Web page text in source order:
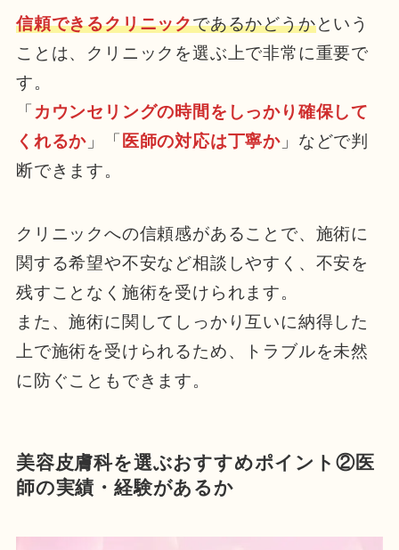
信頼できるクリニックであるかどうかという
ことは、クリニックを選ぶ上で非常に重要で
す。
「 カウンセリングの時間をしっかり確保して
くれるか 」「 医師の対応は丁寧か 」などで判
断できます。
クリニックへの信頼感があることで、 施術に
関する希望や不安など相談しやすく、不安を
残すことなく施術を受けられます。
また、施術に関してしっかり互いに納得した
上で施術を受けられるため、トラブルを未然
に防ぐこともできます。
美容皮膚科を選ぶおすすめポイント②医
師の実績・経験があるか